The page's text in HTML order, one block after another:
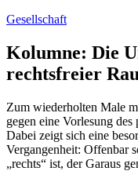
Gesellschaft
Kolumne: Die
rechtsfreier
Zum wiederholten Male
gegen eine Vorlesung
Dabei zeigt sich eine
Vergangenheit: Offenbar
„rechts“ ist, der Garaus